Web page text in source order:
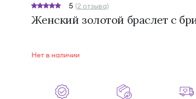
5 (2 отзыва)
Женский золотой браслет с
Нет в наличии